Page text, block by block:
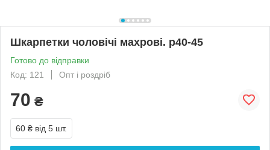
Шкарпетки чоловічі махрові. р40-45
Готово до відправки
Код: 121
Опт і роздріб
70 ₴
60 ₴ від 5 шт.